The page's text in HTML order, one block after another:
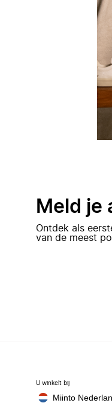
Meld je
Ontdek als
van de meest
U winkelt bij
Miinto